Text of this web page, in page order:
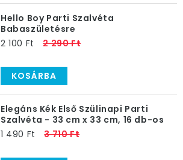
Hello Boy Parti Szalvéta
Babaszületésre
2 100 Ft
2 290 Ft
KOSÁRBA
Elegáns Kék Első Szülinapi Parti
Szalvéta - 33 cm x 33 cm, 16 db-os
1 490 Ft
3 710 Ft